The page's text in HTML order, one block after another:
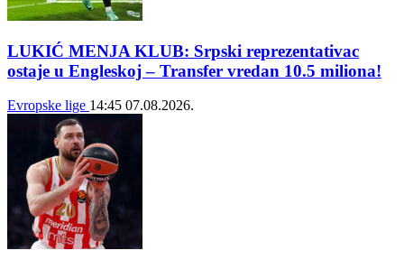
LUKIĆ MENJA KLUB: Srpski reprezentativac
ostaje u Engleskoj – Transfer vredan 10.5 miliona!
Evropske lige 14:45 07.08.2026.